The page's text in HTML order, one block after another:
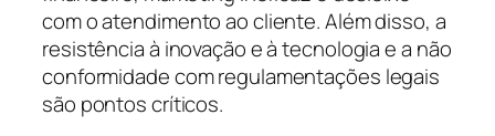
com o atendimento ao cliente. Além disso, a
resistência à inovação e à tecnologia e a não
conformidade com regulamentações legais
são pontos críticos.